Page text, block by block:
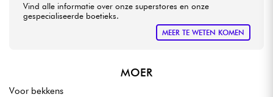
Vind alle informatie over onze superstores en onze
gespecialiseerde boetieks.
MEER TE WETEN KOMEN
MOER
Voor bekkens